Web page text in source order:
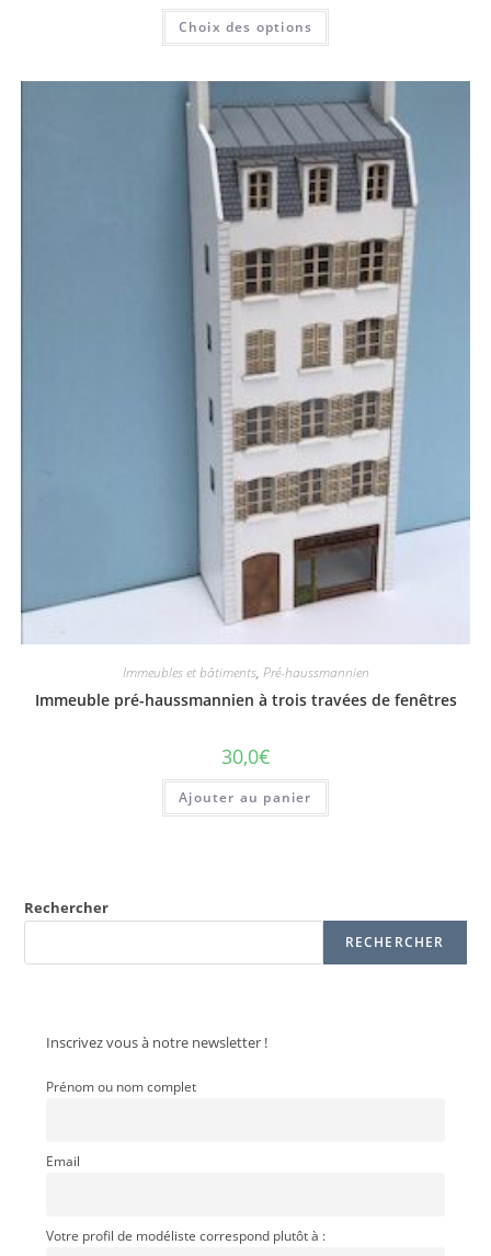
Choix des options
Immeubles et bâtiments, Pré-haussmannien
Immeuble pré-haussmannien à trois travées de fenêtres
30,0€
Ajouter au panier
Rechercher
RECHERCHER
Inscrivez vous à notre newsletter !
Prénom ou nom complet
Email
Votre profil de modéliste correspond plutôt à :